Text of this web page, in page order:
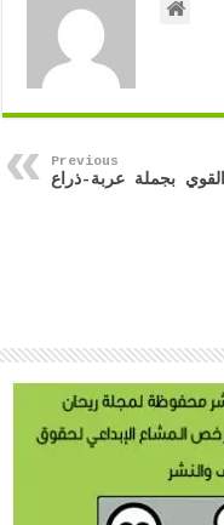
Previous
بجملة عربة-ذراع